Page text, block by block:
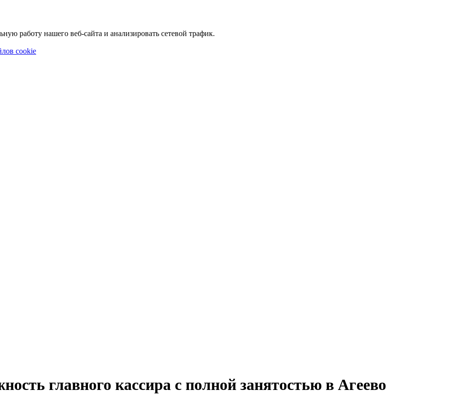
работу нашего веб-сайта и анализировать сетевой трафик.
cookie
главного кассира с полной занятостью в Агеево